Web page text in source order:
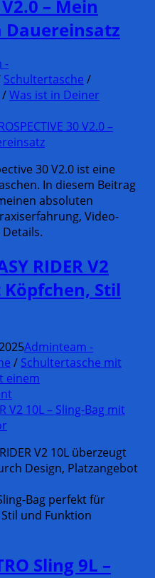
V2.0 – Mein
-
Schultertasche /
/Was ist in Deiner
30 V2.0 ist eine
In diesem Beitrag
absoluten
Video-
RIDER V2
Köpfchen, Stil
Adminteam -
/ Schultertasche mit
einem
V2 10L überzeugt
Design, Platzangebot
Bag perfekt für
und Funktion
Sling 9L –